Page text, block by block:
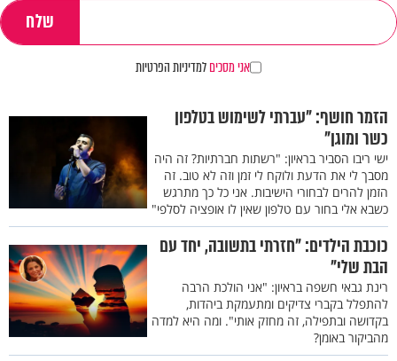
אני מסכיםלמדיניות הפרטיות
הזמר חושף: "עברתי לשימוש בטלפון
כשר ומוגן"
ישי ריבו הסביר בראיון: "רשתות חברתיות? זה היה
מסבך לי את הדעת ולוקח לי זמן וזה לא טוב. זה
הזמן להרים לבחורי הישיבות. אני כל כך מתרגש
כשבא אלי בחור עם טלפון שאין לו אופציה לסלפי"
כוכבת הילדים: "חזרתי בתשובה, יחד עם
הבת שלי"
רינת גבאי חשפה בראיון: "אני הולכת הרבה
להתפלל בקברי צדיקים ומתעמקת ביהדות,
בקדושה ובתפילה, זה מחזק אותי". ומה היא למדה
מהביקור באומן?